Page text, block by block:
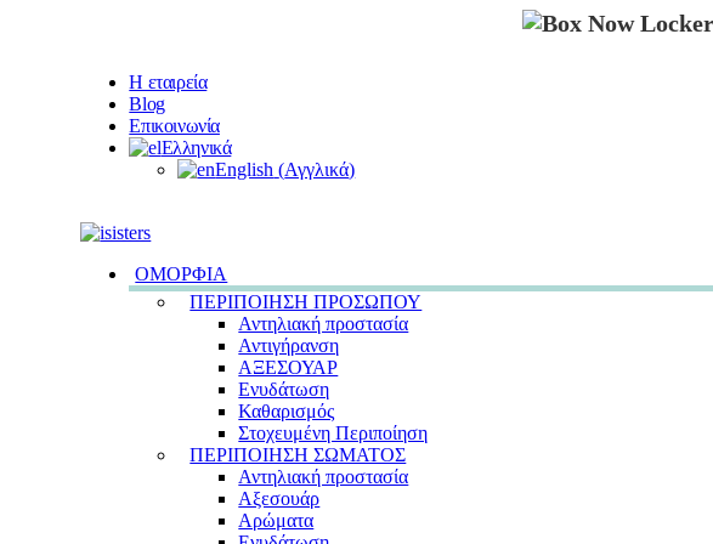
Η εταιρεία
Blog
Επικοινωνία
Ελληνικά
English (Αγγλικά)
ΟΜΟΡΦΙΑ
ΠΕΡΙΠΟΙΗΣΗ ΠΡΟΣΩΠΟΥ
Αντηλιακή προστασία
Αντιγήρανση
ΑΞΕΣΟΥΑΡ
Ενυδάτωση
Καθαρισμός
Στοχευμένη Περιποίηση
ΠΕΡΙΠΟΙΗΣΗ ΣΩΜΑΤΟΣ
Αντηλιακή προστασία
Αξεσουάρ
Αρώματα